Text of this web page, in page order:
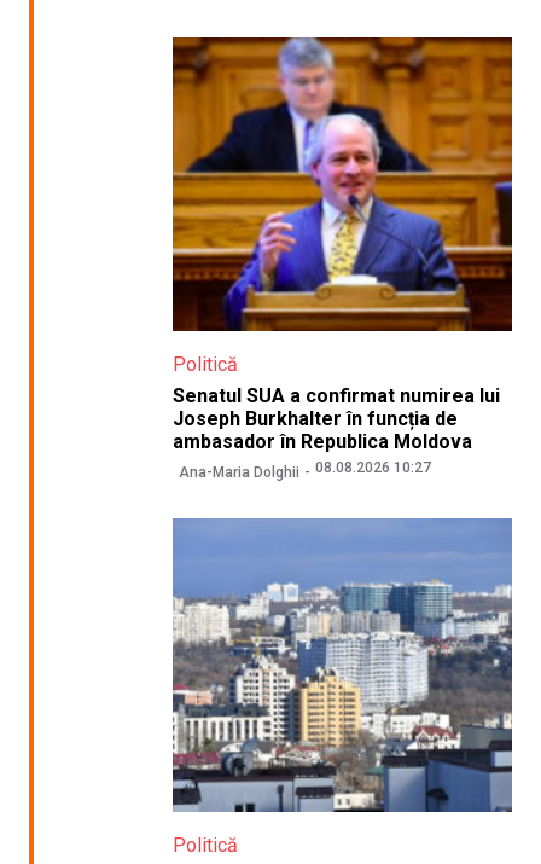
Politică
Senatul SUA a confirmat numirea lui
Joseph Burkhalter în funcția de
ambasador în Republica Moldova
Ana-Maria Dolghii 08.08.2026 10:27
Politică